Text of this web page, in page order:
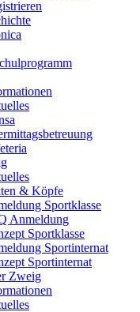
& Köpfe
Sportklasse
Anmeldung
Sportklasse
Sportinternat
Sportinternat
Zweig